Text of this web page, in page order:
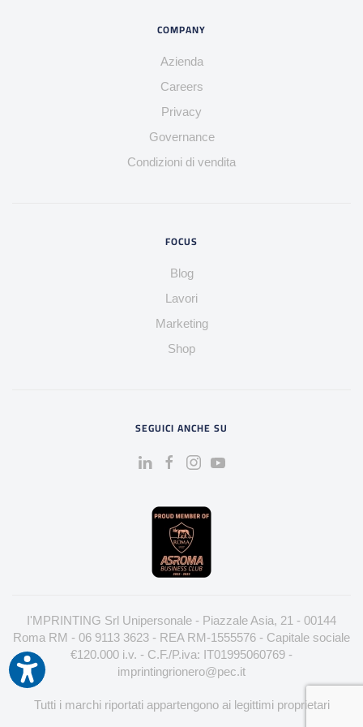
COMPANY
Azienda
Careers
Privacy
Governance
Condizioni di vendita
FOCUS
Blog
Lavori
Marketing
Shop
SEGUICI ANCHE SU
I'MPRINTING Srl Unipersonale - Piazzale Asia, 21 - 00144
Roma RM - 06 9113 3623 - REA RM-1555576 - Capitale sociale
€120.000 i.v. - C.F./P.iva: IT01995060769 -
imprintingrionero@pec.it
Tutti i marchi riportati appartengono ai legittimi proprietari